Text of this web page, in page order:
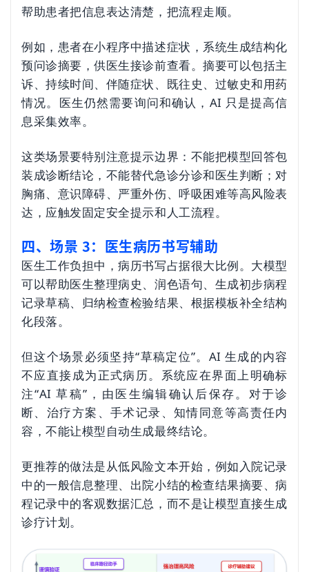
帮助患者把信息表达清楚，把流程走顺。
例如，患者在小程序中描述症状，系统生成结构化
预问诊摘要，供医生接诊前查看。摘要可以包括主
诉、持续时间、伴随症状、既往史、过敏史和用药
情况。医生仍然需要询问和确认，AI 只是提高信
息采集效率。
这类场景要特别注意提示边界：不能把模型回答包
装成诊断结论，不能替代急诊分诊和医生判断；对
胸痛、意识障碍、严重外伤、呼吸困难等高风险表
达，应触发固定安全提示和人工流程。
四、场景 3：医生病历书写辅助
医生工作负担中，病历书写占据很大比例。大模型
可以帮助医生整理病史、润色语句、生成初步病程
记录草稿、归纳检查检验结果、根据模板补全结构
化段落。
但这个场景必须坚持“草稿定位”。AI 生成的内容
不应直接成为正式病历。系统应在界面上明确标
注“AI 草稿”，由医生编辑确认后保存。对于诊
断、治疗方案、手术记录、知情同意等高责任内
容，不能让模型自动生成最终结论。
更推荐的做法是从低风险文本开始，例如入院记录
中的一般信息整理、出院小结的检查结果摘要、病
程记录中的客观数据汇总，而不是让模型直接生成
诊疗计划。